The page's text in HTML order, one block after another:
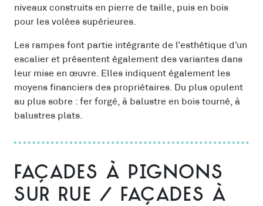
niveaux construits en pierre de taille, puis en bois
pour les volées supérieures.
Les rampes font partie intégrante de l’esthétique d’un
escalier et présentent également des variantes dans
leur mise en œuvre. Elles indiquent également les
moyens financiers des propriétaires. Du plus opulent
au plus sobre : fer forgé, à balustre en bois tourné, à
balustres plats.
Façades à pignons
sur rue / façades à